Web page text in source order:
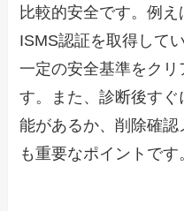
比較的安全です。例
ISMS認証を取得して
一定の安全基準をクリ
す。また、診断後す
能があるか、削除確
も重要なポイントです